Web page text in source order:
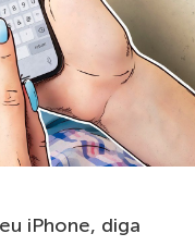
iPhone, diga